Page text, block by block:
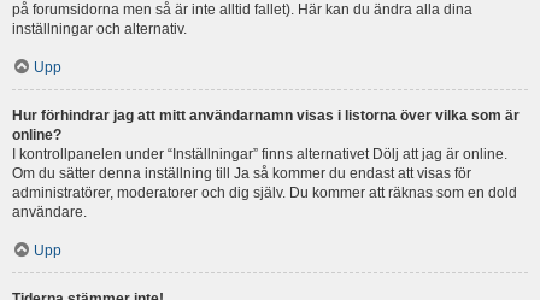
på forumsidorna men så är inte alltid fallet). Här kan du ändra alla dina
inställningar och alternativ.
Upp
Hur förhindrar jag att mitt användarnamn visas i listorna över vilka som är
online?
I kontrollpanelen under “Inställningar” finns alternativet Dölj att jag är online.
Om du sätter denna inställning till Ja så kommer du endast att visas för
administratörer, moderatorer och dig själv. Du kommer att räknas som en dold
användare.
Upp